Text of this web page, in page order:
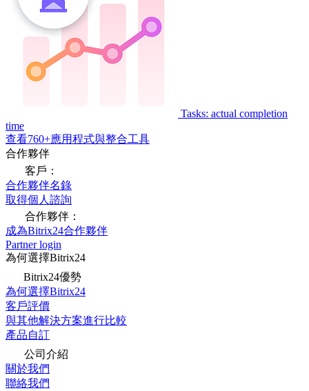
Tasks: actual completion
time
查看760+應用程式與整合工具
合作夥伴
客戶：
合作夥伴名錄
取得個人諮詢
合作夥伴：
成為Bitrix24合作夥伴
Partner login
為何選擇Bitrix24
Bitrix24優勢
為何選擇Bitrix24
客戶評價
與其他解決方案進行比較
產品自訂
公司介紹
關於我們
聯絡我們